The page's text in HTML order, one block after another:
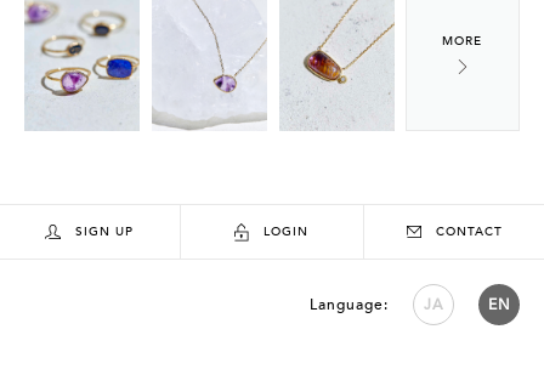
SIGN UP LOGIN CONTACT
Language: JA EN